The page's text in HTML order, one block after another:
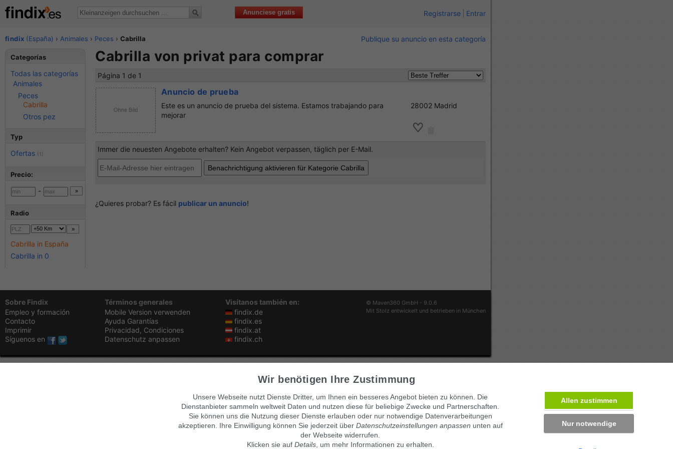
Anunciese gratis Registrarse Entrar
findix (España) › Animales › Peces ›Cabrilla Publique su anuncio en esta categoría
Cabrilla von privat para comprar
Página 1 de 1
Anuncio de prueba
Este es un anuncio de prueba del sistema. Estamos trabajando para
mejorar
28002 Madrid
Immer die neuesten Angebote erhalten? Kein Angebot verpassen, täglich per E-Mail.
¿Quieres probar? Es fácil publicar un anuncio!
Categorías
Todas las categorías
Animales
Peces
Cabrilla
Otros pez
Typ
Ofertas (1)
Precio:
-
Radio
Cabrilla in España
Cabrilla in 0
Sobre Findix
Empleo y formación
Contacto
Imprimir
Síguenos en
Términos generales
Mobile Version verwenden
Ayuda Garantías
Privacidad, Condiciones
Datenschutz anpassen
Visítanos también en:
findix.de
findix.es
findix.at
findix.ch
© Maven360 GmbH - 9.0.6
Mit Stolz entwickelt und betrieben in München
Wir benötigen Ihre Zustimmung
Unsere Webseite nutzt Dienste Dritter, um Ihnen ein besseres Angebot bieten zu können. Die
Dienstanbieter sammeln weltweit Daten und nutzen diese für beliebige Zwecke und Partnerschaften.
Sie können uns die Nutzung dieser Dienste erlauben oder nur notwendige Datenverarbeitungen
akzeptieren. Ihre Einwilligung können Sie jederzeit über Datenschutzeinstellungen anpassen unten auf
der Webseite widerrufen.
Klicken sie auf Details, um mehr Informationen zu erhalten.
Allen zustimmen
Nur notwendige